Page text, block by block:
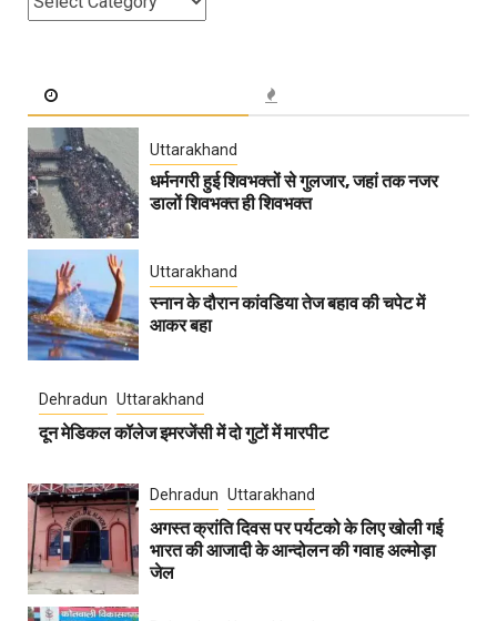
Uttarakhand
धर्मनगरी हुई शिवभक्तों से गुलजार, जहां तक नजर
डालों शिवभक्त ही शिवभक्त
Uttarakhand
स्नान के दौरान कांवडिया तेज बहाव की चपेट में
आकर बहा
Dehradun Uttarakhand
दून मेडिकल कॉलेज इमरजेंसी में दो गुटों में मारपीट
Dehradun Uttarakhand
अगस्त क्रांति दिवस पर पर्यटको के लिए खोली गई
भारत की आजादी के आन्दोलन की गवाह अल्मोड़ा
जेल